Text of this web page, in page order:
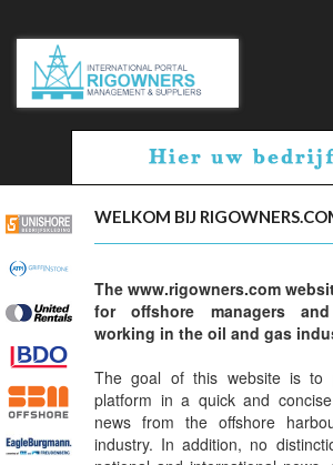
WELKOM BIJ
The www.rigowners.com
for offshore managers
working in the oil and gas
The goal of this website is to
platform in a quick and
news from the offshore
industry. In addition, no